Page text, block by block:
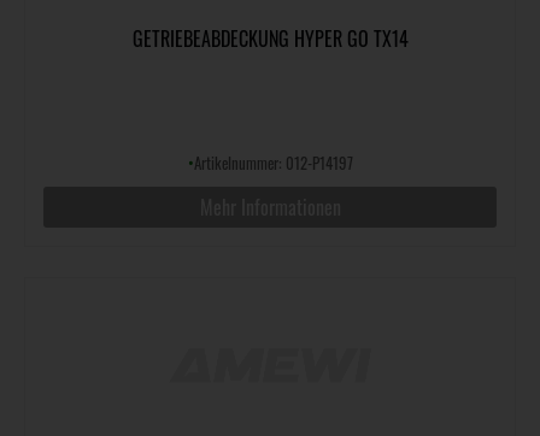
GETRIEBEABDECKUNG HYPER GO TX14
•Artikelnummer: 012-P14197